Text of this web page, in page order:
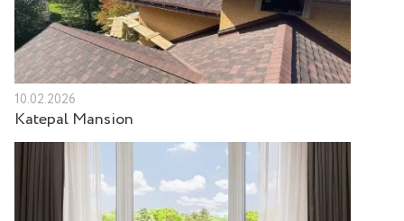
10.02.2026
Katepal Mansion